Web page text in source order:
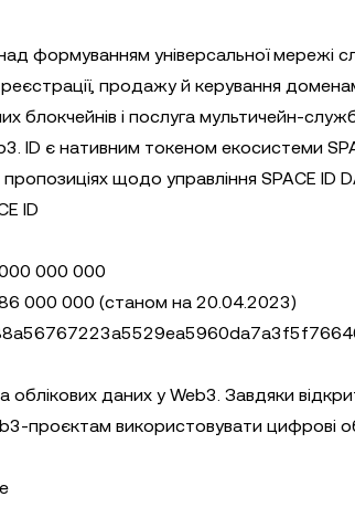
формуванням універсальної мережі
продажу й керування
блокчейнів і послуга мультичейн-
ID є нативним токеном екосистеми
пропозиціях щодо управління SPACE ID
ID
000 000 000
286 000 000 (станом на 20.04.2023)
даних у Web3. Завдяки
проєктам використовувати цифрові